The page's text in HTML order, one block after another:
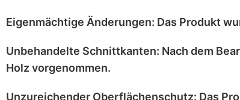
Eigenmächtige Änderungen: Das Produkt
Unbehandelte Schnittkanten: Nach dem
Holz vorgenommen.
Unzureichender Oberflächenschutz: Das